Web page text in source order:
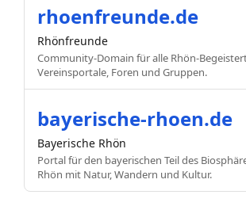
rhoenfreunde.de
Rhönfreunde
Community-Domain für alle Rhön-
Vereinsportale, Foren und Gruppen.
bayerische-rhoen.de
Bayerische Rhön
Portal für den bayerischen Teil des
Rhön mit Natur, Wandern und Kultur.